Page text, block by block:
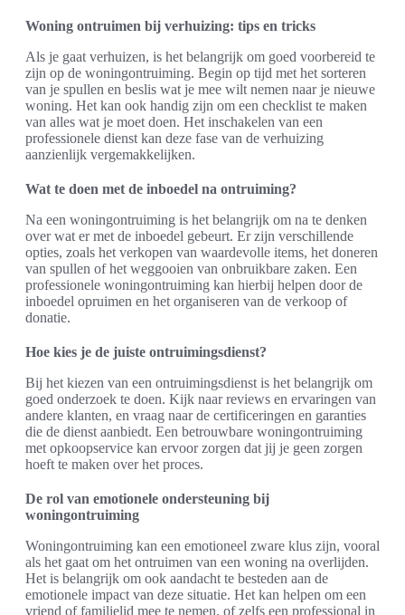
Woning ontruimen bij verhuizing: tips en tricks
Als je gaat verhuizen, is het belangrijk om goed voorbereid te
zijn op de woningontruiming. Begin op tijd met het sorteren
van je spullen en beslis wat je mee wilt nemen naar je nieuwe
woning. Het kan ook handig zijn om een checklist te maken
van alles wat je moet doen. Het inschakelen van een
professionele dienst kan deze fase van de verhuizing
aanzienlijk vergemakkelijken.
Wat te doen met de inboedel na ontruiming?
Na een woningontruiming is het belangrijk om na te denken
over wat er met de inboedel gebeurt. Er zijn verschillende
opties, zoals het verkopen van waardevolle items, het doneren
van spullen of het weggooien van onbruikbare zaken. Een
professionele woningontruiming kan hierbij helpen door de
inboedel opruimen en het organiseren van de verkoop of
donatie.
Hoe kies je de juiste ontruimingsdienst?
Bij het kiezen van een ontruimingsdienst is het belangrijk om
goed onderzoek te doen. Kijk naar reviews en ervaringen van
andere klanten, en vraag naar de certificeringen en garanties
die de dienst aanbiedt. Een betrouwbare woningontruiming
met opkoopservice kan ervoor zorgen dat jij je geen zorgen
hoeft te maken over het proces.
De rol van emotionele ondersteuning bij
woningontruiming
Woningontruiming kan een emotioneel zware klus zijn, vooral
als het gaat om het ontruimen van een woning na overlijden.
Het is belangrijk om ook aandacht te besteden aan de
emotionele impact van deze situatie. Het kan helpen om een
vriend of familielid mee te nemen, of zelfs een professional in